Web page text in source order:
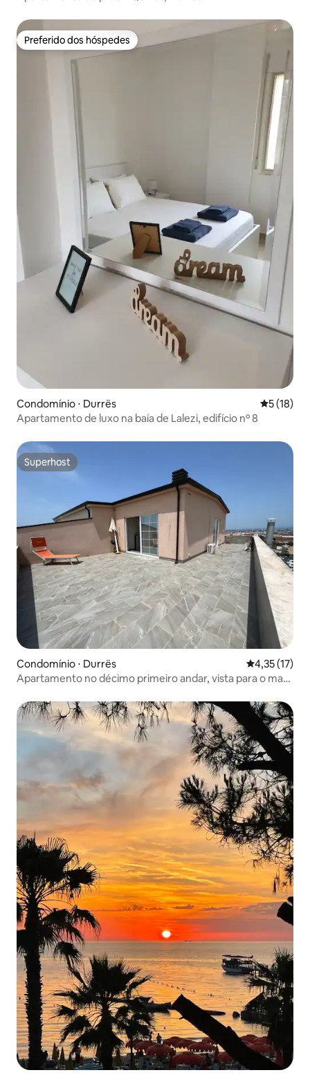
Preferido dos hóspedes
Preferido dos hóspedes
Condomínio ⋅ Durrës 5 de uma
5 (18)
Apartamento de luxo na baía de Lalezi, edifício nº 8
Superhost
Superhost
Condomínio ⋅ Durrës 4,35 de uma
4,35 (17)
Apartamento no décimo primeiro andar, vista para o mar.